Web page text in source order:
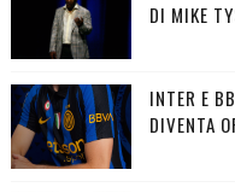
DI MIKE
INTER E
DIVENTA